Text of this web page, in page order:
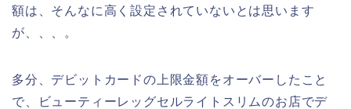
額は、そんなに高く設定されていないとは思います
が、、、。
多分、デビットカードの上限金額をオーバーしたこと
で、ビューティーレッグセルライトスリムのお店でデ